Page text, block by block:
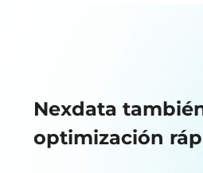
Nexdata
optimización